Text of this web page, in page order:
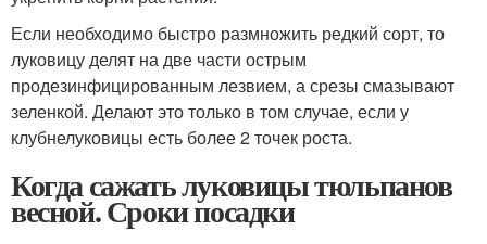
Если необходимо быстро размножить редкий сорт, то
луковицу делят на две части острым
продезинфицированным лезвием, а срезы смазывают
зеленкой. Делают это только в том случае, если у
клубнелуковицы есть более 2 точек роста.
Когда сажать луковицы тюльпанов
весной. Сроки посадки